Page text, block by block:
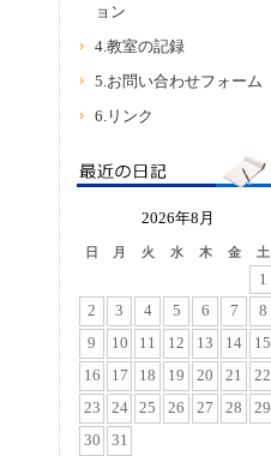
ョン
4.教室の記録
5.お問い合わせフォーム
6.リンク
2026年8月
日 月 火 水 木 金 土
1
2
3 4 5 6 7
8
9
10 11 12 13 14
15
16
17 18 19 20 21
22
23
24 25 26 27 28
29
30
31